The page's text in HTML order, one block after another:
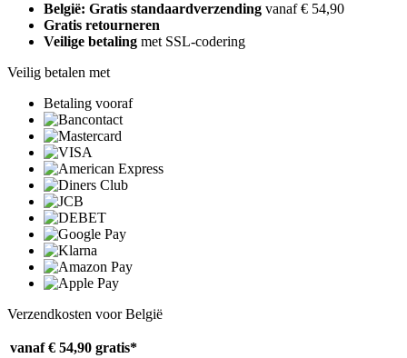
België: Gratis standaardverzending vanaf € 54,90
Gratis retourneren
Veilige betaling met SSL-codering
Veilig betalen met
Betaling vooraf
Verzendkosten voor België
vanaf € 54,90 gratis*